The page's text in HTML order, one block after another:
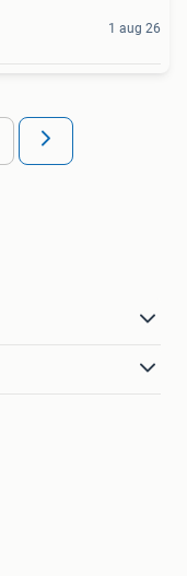
1 aug 26